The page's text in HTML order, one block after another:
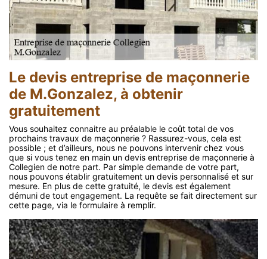
Le devis entreprise de maçonnerie
de M.Gonzalez, à obtenir
gratuitement
Vous souhaitez connaitre au préalable le coût total de vos
prochains travaux de maçonnerie ? Rassurez-vous, cela est
possible ; et d’ailleurs, nous ne pouvons intervenir chez vous
que si vous tenez en main un devis entreprise de maçonnerie à
Collegien de notre part. Par simple demande de votre part,
nous pouvons établir gratuitement un devis personnalisé et sur
mesure. En plus de cette gratuité, le devis est également
démuni de tout engagement. La requête se fait directement sur
cette page, via le formulaire à remplir.